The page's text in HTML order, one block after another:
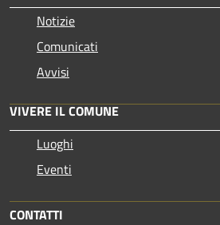
Notizie
Comunicati
Avvisi
VIVERE IL COMUNE
Luoghi
Eventi
CONTATTI